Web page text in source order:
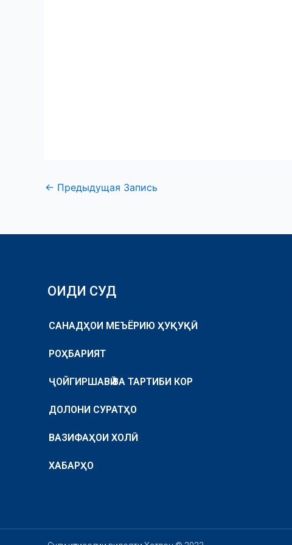
← Предыдущая Запись
ОИДИ СУД
САНАДҲОИ МЕЪЁРИЮ ҲУҚУҚӢ
РОҲБАРИЯТ
ҶОЙГИРШАВӢ ВА ТАРТИБИ КОР
ДОЛОНИ СУРАТҲО
ВАЗИФАҲОИ ХОЛӢ
ХАБАРҲО